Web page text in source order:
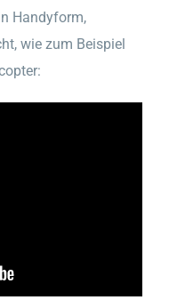
Handyform,
wie zum Beispiel